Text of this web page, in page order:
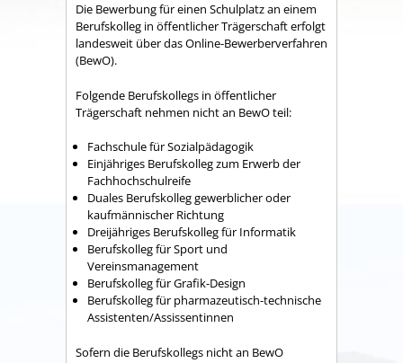
Die Bewerbung für einen Schulplatz an einem
Berufskolleg in öffentlicher Trägerschaft erfolgt
landesweit über das Online-Bewerberverfahren
(BewO).
Folgende Berufskollegs in öffentlicher
Trägerschaft nehmen nicht an BewO teil:
Fachschule für Sozialpädagogik
Einjähriges Berufskolleg zum Erwerb der
Fachhochschulreife
Duales Berufskolleg gewerblicher oder
kaufmännischer Richtung
Dreijähriges Berufskolleg für Informatik
Berufskolleg für Sport und
Vereinsmanagement
Berufskolleg für Grafik-Design
Berufskolleg für pharmazeutisch-technische
Assistenten/Assissentinnen
Sofern die Berufskollegs nicht an BewO